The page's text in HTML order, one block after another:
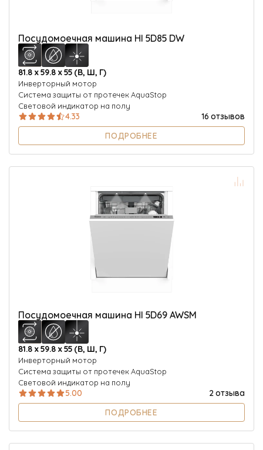
Посудомоечная машина HI 5D85 DW
81.8 х 59.8 х 55 (В, Ш, Г)
Инверторный мотор
Система защиты от протечек AquaStop
Световой индикатор на полу
4.33
16 отзывов
ПОДРОБНЕЕ
Посудомоечная машина HI 5D69 AWSM
81.8 х 59.8 х 55 (В, Ш, Г)
Инверторный мотор
Система защиты от протечек AquaStop
Световой индикатор на полу
5.00
2 отзыва
ПОДРОБНЕЕ